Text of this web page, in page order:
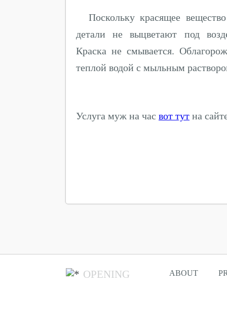
Поскольку красящее
детали не выцветают под
Краска не смывается.
теплой водой с мыльным
Услуга муж на час вот тут на
OPENING ABOUT